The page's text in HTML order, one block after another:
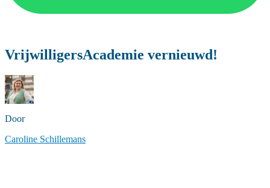
VrijwilligersAcademie vernieuwd!
Door
Caroline Schillemans